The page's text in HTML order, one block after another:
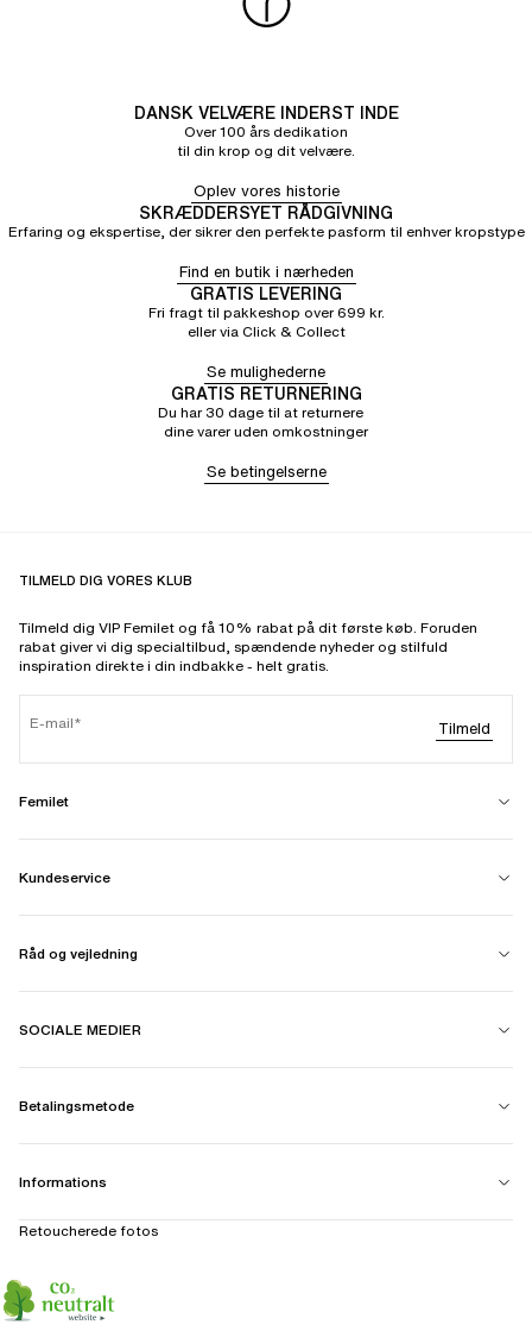
DANSK VELVÆRE INDERST INDE
Over 100 års dedikation
til din krop og dit velvære.
Oplev vores historie
SKRÆDDERSYET RÅDGIVNING
Erfaring og ekspertise, der sikrer den perfekte pasform til enhver kropstype
Find en butik i nærheden
GRATIS LEVERING
Fri fragt til pakkeshop over 699 kr.
eller via Click & Collect
Se mulighederne
GRATIS RETURNERING
Du har 30 dage til at returnere
dine varer uden omkostninger
Se betingelserne
TILMELD DIG VORES KLUB
Tilmeld dig VIP Femilet og få 10% rabat på dit første køb. Foruden
rabat giver vi dig specialtilbud, spændende nyheder og stilfuld
inspiration direkte i din indbakke - helt gratis.
E-mail Tilmeld
Femilet
Kundeservice
Råd og vejledning
SOCIALE MEDIER
Betalingsmetode
Informations
Retoucherede fotos